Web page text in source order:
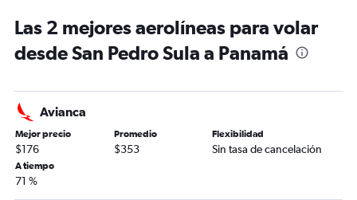
Las 2 mejores aerolíneas para volar
desde San Pedro Sula a Panamá
Avianca
Mejor precio
$176
Promedio
$353
Flexibilidad
Sin tasa de cancelación
A tiempo
71 %